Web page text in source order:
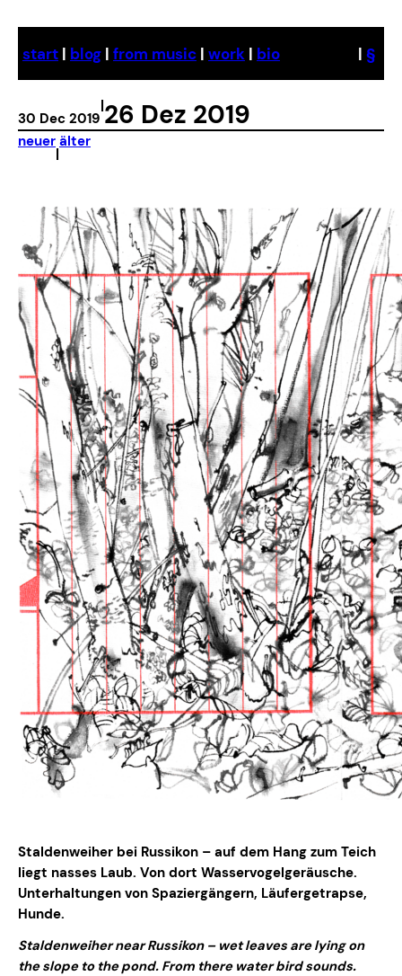
content
start | blog | from music | work | bio | §
30 Dec 2019
|26 Dez 2019
neuer
|
älter
Staldenweiher bei Russikon – auf dem Hang zum Teich
liegt nasses Laub. Von dort Wasservogelgeräusche.
Unterhaltungen von Spaziergängern, Läufergetrapse,
Hunde.
Staldenweiher near Russikon – wet leaves are lying on
the slope to the pond. From there water bird sounds.